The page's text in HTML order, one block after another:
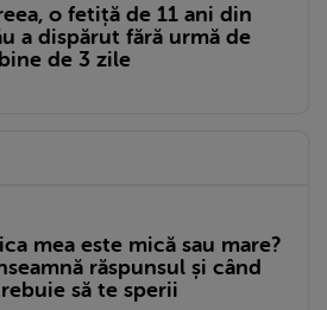
o fetiță de 11 ani din
a dispărut fără urmă de
de 3 zile
mea este mică sau mare?
răspunsul și când
să te sperii